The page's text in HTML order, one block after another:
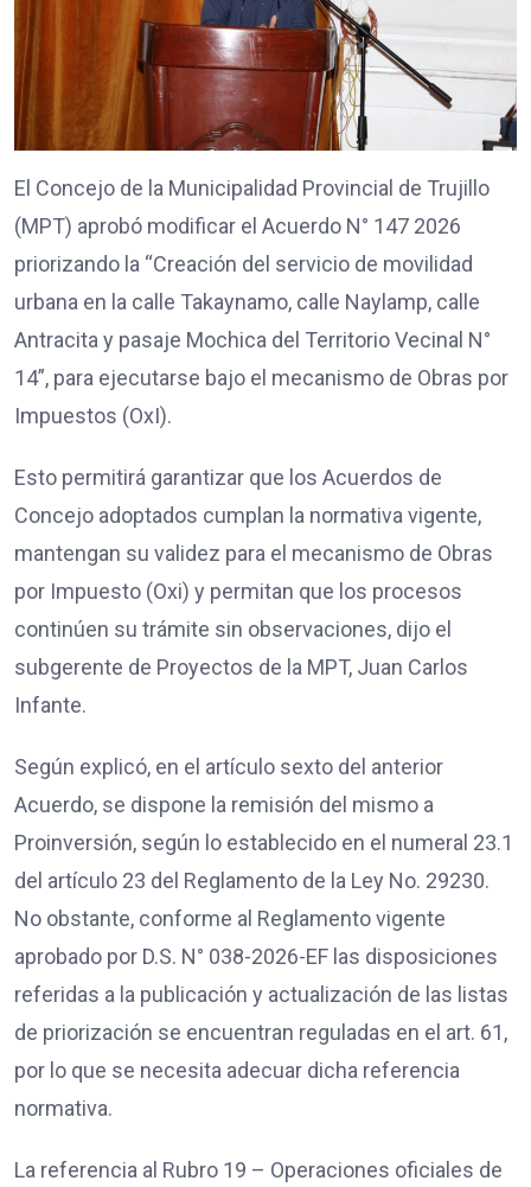
El Concejo de la Municipalidad Provincial de Trujillo
(MPT) aprobó modificar el Acuerdo N° 147 2026
priorizando la “Creación del servicio de movilidad
urbana en la calle Takaynamo, calle Naylamp, calle
Antracita y pasaje Mochica del Territorio Vecinal N°
14”, para ejecutarse bajo el mecanismo de Obras por
Impuestos (OxI).
Esto permitirá garantizar que los Acuerdos de
Concejo adoptados cumplan la normativa vigente,
mantengan su validez para el mecanismo de Obras
por Impuesto (Oxi) y permitan que los procesos
continúen su trámite sin observaciones, dijo el
subgerente de Proyectos de la MPT, Juan Carlos
Infante.
Según explicó, en el artículo sexto del anterior
Acuerdo, se dispone la remisión del mismo a
Proinversión, según lo establecido en el numeral 23.1
del artículo 23 del Reglamento de la Ley No. 29230.
No obstante, conforme al Reglamento vigente
aprobado por D.S. N° 038-2026-EF las disposiciones
referidas a la publicación y actualización de las listas
de priorización se encuentran reguladas en el art. 61,
por lo que se necesita adecuar dicha referencia
normativa.
La referencia al Rubro 19 – Operaciones oficiales de